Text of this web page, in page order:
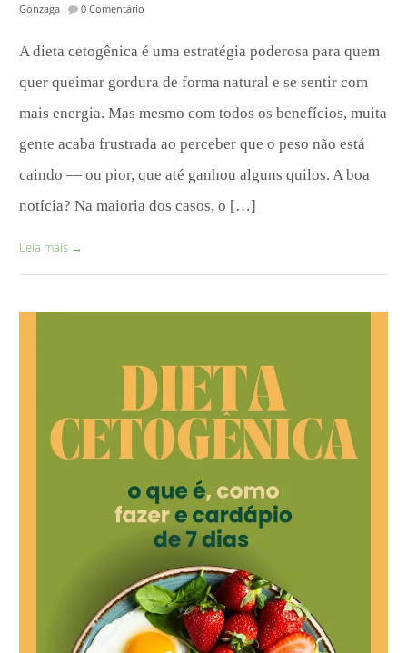
Gonzaga | 0 Comentário
A dieta cetogênica é uma estratégia poderosa para quem
quer queimar gordura de forma natural e se sentir com
mais energia. Mas mesmo com todos os benefícios, muita
gente acaba frustrada ao perceber que o peso não está
caindo — ou pior, que até ganhou alguns quilos. A boa
notícia? Na maioria dos casos, o […]
Leia mais →